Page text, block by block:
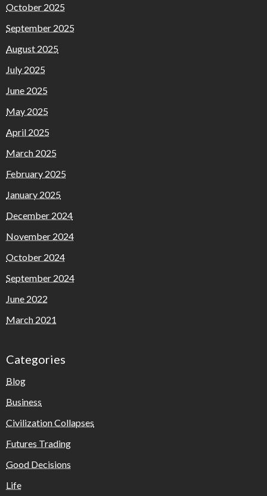
October 2025
September 2025
August 2025
July 2025
June 2025
May 2025
April 2025
March 2025
February 2025
January 2025
December 2024
November 2024
October 2024
September 2024
June 2022
March 2021
Categories
Blog
Business
Civilization Collapses
Futures Trading
Good Decisions
Life